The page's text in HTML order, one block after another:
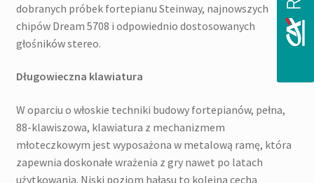
dobranych próbek fortepianu Steinway, najnowszych
chipów Dream 5708 i odpowiednio dostosowanych
głośników stereo.
Długowieczna klawiatura
W oparciu o włoskie techniki budowy fortepianów, pełna,
88-klawiszowa, klawiatura z mechanizmem
młoteczkowym jest wyposażona w metalową ramę, która
zapewnia doskonałe wrażenia z gry nawet po latach
użytkowania. Niski poziom hałasu to kolejna cecha